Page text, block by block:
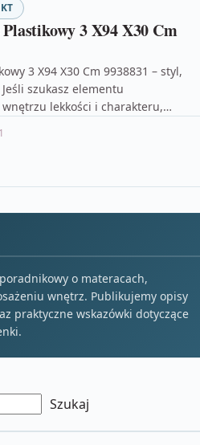
3 X94 X30 Cm
3 X94 X30 Cm 9938831 – styl,
szukasz elementu
lekkości i charakteru,…
o materacach,
wnętrz. Publikujemy opisy
praktyczne wskazówki dotyczące
Szukaj